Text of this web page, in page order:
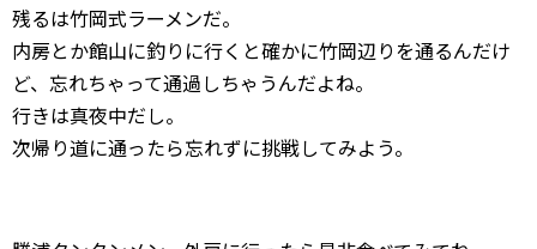
残るは竹岡式ラーメンだ。
内房とか館山に釣りに行くと確かに竹岡辺りを通るんだけ
ど、忘れちゃって通過しちゃうんだよね。
行きは真夜中だし。
次帰り道に通ったら忘れずに挑戦してみよう。